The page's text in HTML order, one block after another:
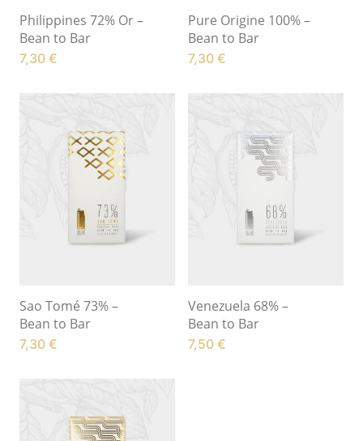
Philippines 72% Or –
Bean to Bar
7,30 €
Pure Origine 100% –
Bean to Bar
7,30 €
Sao Tomé 73% –
Bean to Bar
7,30 €
Venezuela 68% –
Bean to Bar
7,50 €